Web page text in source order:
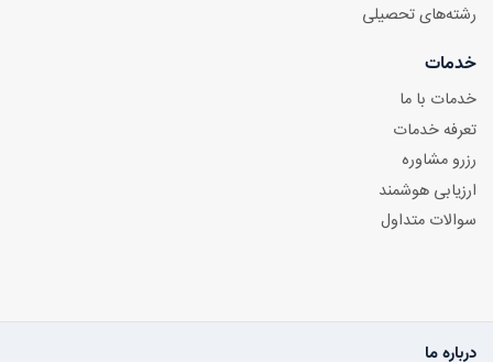
رشته‌های تحصیلی
خدمات
خدمات با ما
تعرفه خدمات
رزرو مشاوره
ارزیابی هوشمند
سوالات متداول
درباره ما